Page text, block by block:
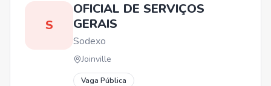
S
OFICIAL DE SERVIÇOS
GERAIS
Sodexo
Joinville
Vaga Pública